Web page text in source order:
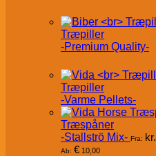
Træpiller
-Premium Quality-
Træpiller
-Varme Pellets-
Træspåner
-Stallströ Mix- Fra: kr.
Ab: € 10,00